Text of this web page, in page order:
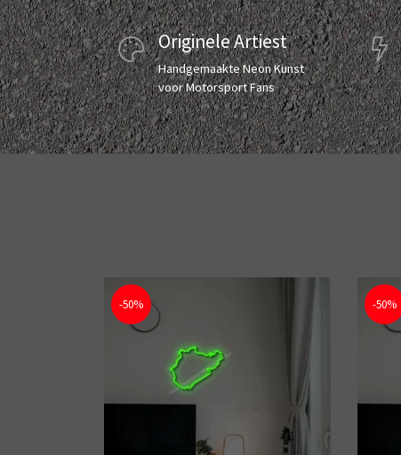
Originele Artiest
Handgemaakte Neon Kunst
voor Motorsport Fans
-50% -50%